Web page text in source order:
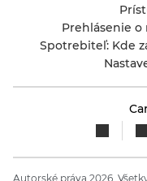
Prehlásenie
Spotrebiteľ: Kde
Autorské práva 2026.